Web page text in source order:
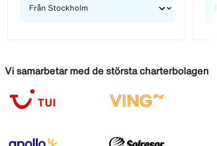
Vi samarbetar med de största charterbolagen